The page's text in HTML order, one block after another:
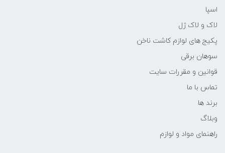
اسپا
لاک و لاک ژل
پکیج های لوازم کاشت ناخن
سوهان برقی
قوانین و مقررات سایت
تماس با ما
برند ها
وبلاگ
راهنمای مواد و لوازم